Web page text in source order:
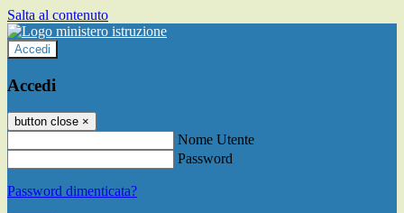
Salta al contenuto
Accedi
Accedi
button close ×
Nome Utente
Password
Password dimenticata?